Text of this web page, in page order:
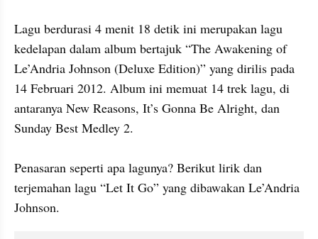
Lagu berdurasi 4 menit 18 detik ini merupakan lagu
kedelapan dalam album bertajuk “The Awakening of
Le’Andria Johnson (Deluxe Edition)” yang dirilis pada
14 Februari 2012. Album ini memuat 14 trek lagu, di
antaranya New Reasons, It’s Gonna Be Alright, dan
Sunday Best Medley 2.
Penasaran seperti apa lagunya? Berikut lirik dan
terjemahan lagu “Let It Go” yang dibawakan Le’Andria
Johnson.